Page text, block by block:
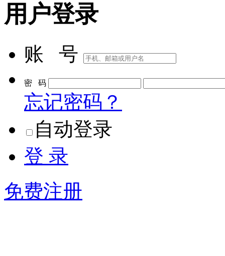
用户登录
账 号
密 码
忘记密码？
自动登录
登 录
免费注册